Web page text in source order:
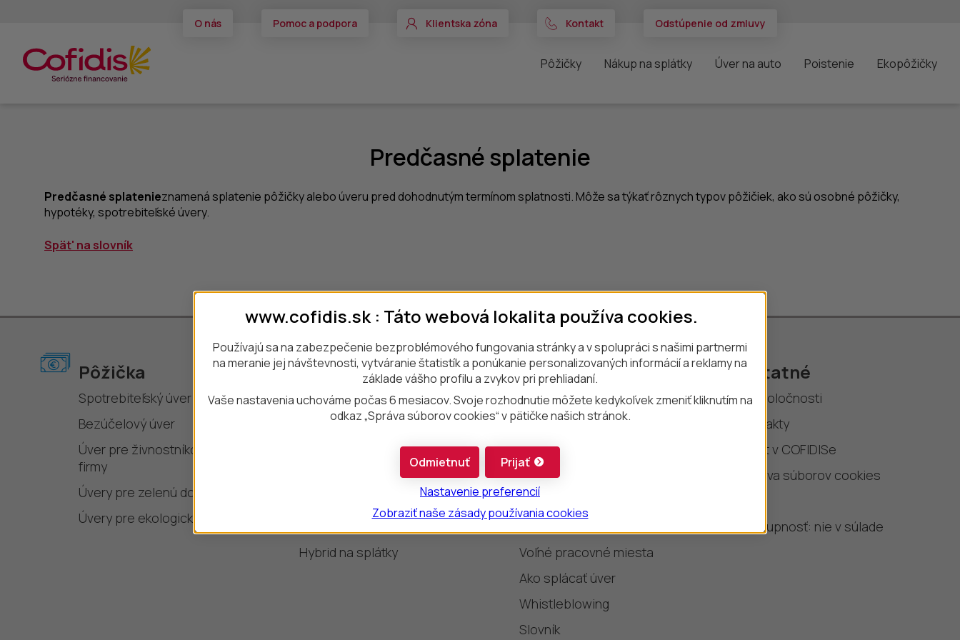
O nás Pomoc a podpora Klientska zóna Kontakt Odstúpenie od zmluvy
Pôžičky Nákup na splátky Úver na auto Poistenie Ekopôžičky
Predčasné splatenie
Predčasné splatenieznamená splatenie pôžičky alebo úveru pred dohodnutým termínom splatnosti. Môže sa týkať rôznych typov pôžičiek, ako sú osobné pôžičky,
hypotéky, spotrebiteľské úvery.
Spät' na slovník
Pôžička
Spotrebiteľský úver
Bezúčelový úver
Úver pre živnostníkov a malé
firmy
Úvery pre zelenú domácnosť
Úvery pre ekologické produkty
Nákup na splátky
Auto na splátky
Mobil na splátky
Notebook na splátky
Sedačky na splátky
Hybrid na splátky
Užitočné odkazy
Pomoc a podpora
Zmena sadzobníka
Ochrana osobných údajov
Tlačivá a formuláre
Prečo COFIDIS
Voľné pracovné miesta
Ako splácať úver
Whistleblowing
Slovník
Ostatné
O spoločnosti
Kontakty
Život v COFIDISe
Správa súborov cookies
Prístupnosť: nie v súlade
www.cofidis.sk : Táto webová lokalita používa cookies.
Používajú sa na zabezpečenie bezproblémového fungovania stránky a v spolupráci s našimi partnermi
na meranie jej návštevnosti, vytváranie štatistík a ponúkanie personalizovaných informácií a reklamy na
základe vášho profilu a zvykov pri prehliadaní.
Vaše nastavenia uchováme počas 6 mesiacov. Svoje rozhodnutie môžete kedykoľvek zmeniť kliknutím na
odkaz „Správa súborov cookies“ v pätičke našich stránok.
Prijať
Odmietnuť
Nastavenie preferencií
Zobraziť naše zásady používania cookies